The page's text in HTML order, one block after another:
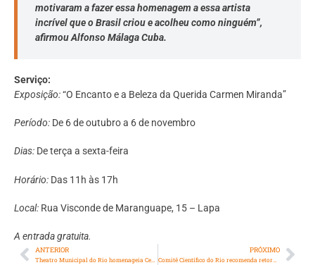
motivaram a fazer essa homenagem a essa artista
incrível que o Brasil criou e acolheu como ninguém”,
afirmou Alfonso Málaga Cuba.
Serviço:
Exposição:“O Encanto e a Beleza da Querida Carmen Miranda”
Período: De 6 de outubro a 6 de novembro
Dias: De terça a sexta-feira
Horário: Das 11h às 17h
Local: Rua Visconde de Maranguape, 15 – Lapa
A entrada gratuita.
ANTERIOR PRÓXIMO
Comitê Científico do Rio recomenda retorno às aulas totalmente presencial